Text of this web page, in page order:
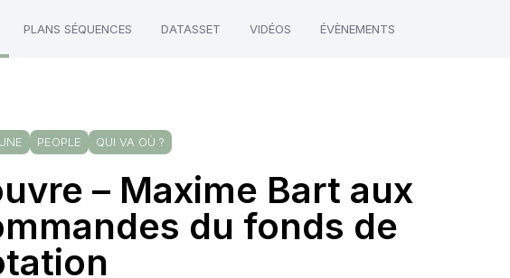
PLANS SÉQUENCES DATASSET VIDÉOS ÉVÈNEMENTS
PEOPLE QUI VA OÙ ?
– Maxime Bart aux
du fonds de